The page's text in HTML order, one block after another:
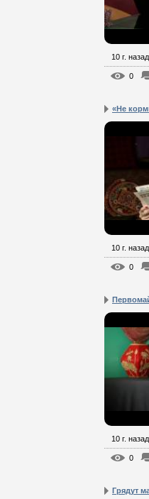
10 г. назад
0
«Не
10 г. назад
0
10 г. назад
0
Грядут